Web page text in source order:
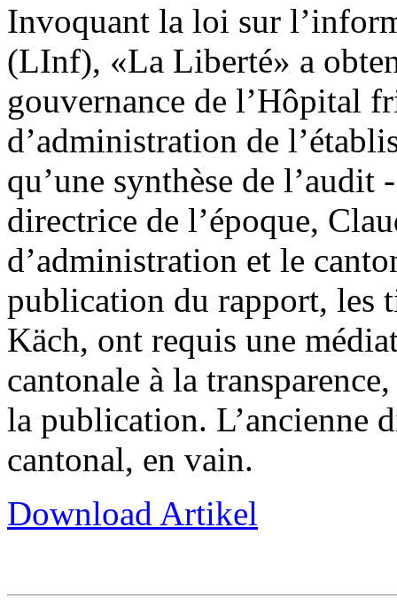
Invoquant la loi sur
(LInf), «La Liberté» a
gouvernance de l’Hôpital
d’administration de
qu’une synthèse de
directrice de l’époque,
d’administration et le
publication du rapport, les
Käch, ont requis une
cantonale à la
la publication. L’ancienne
cantonal, en vain.
Download Artikel